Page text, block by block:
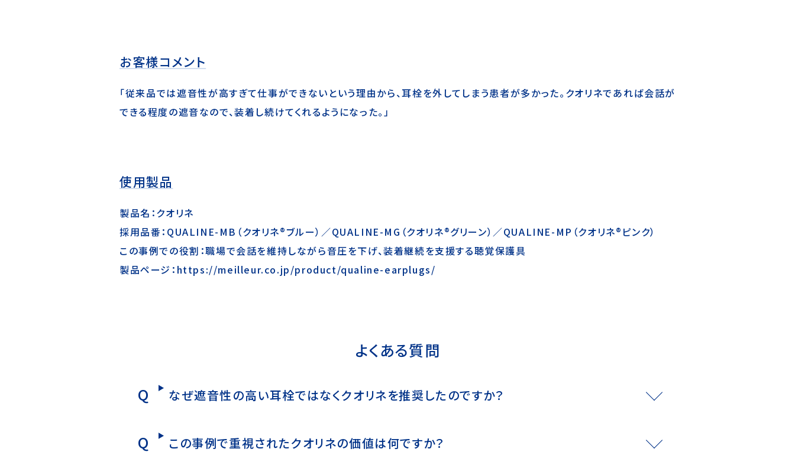
お客様コメント
「従来品では遮音性が高すぎて仕事ができないという理由から、耳栓を外してしまう患者が多かった。クオリネであれば会話が
できる程度の遮音なので、装着し続けてくれるようになった。」
使用製品
製品名：クオリネ
採用品番：QUALINE-MB（クオリネ®ブルー）／QUALINE-MG（クオリネ®グリーン）／QUALINE-MP（クオリネ®ピンク）
この事例での役割：職場で会話を維持しながら音圧を下げ、装着継続を支援する聴覚保護具
製品ページ： https://meilleur.co.jp/product/qualine-earplugs/
よくある質問
なぜ遮音性の高い耳栓ではなくクオリネを推奨したのですか？
この事例で重視されたクオリネの価値は何ですか？